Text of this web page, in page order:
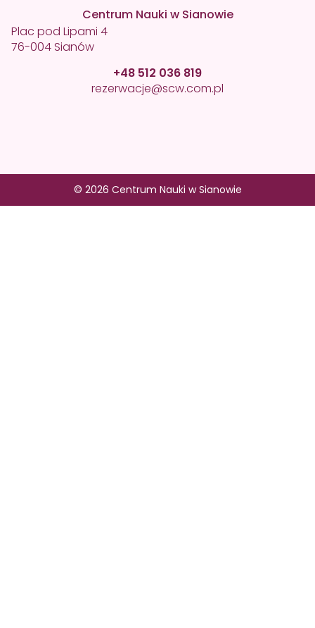
Centrum Nauki w Sianowie
Plac pod Lipami 4
76-004 Sianów
+48 512 036 819
rezerwacje@scw.com.pl
© 2026 Centrum Nauki w Sianowie